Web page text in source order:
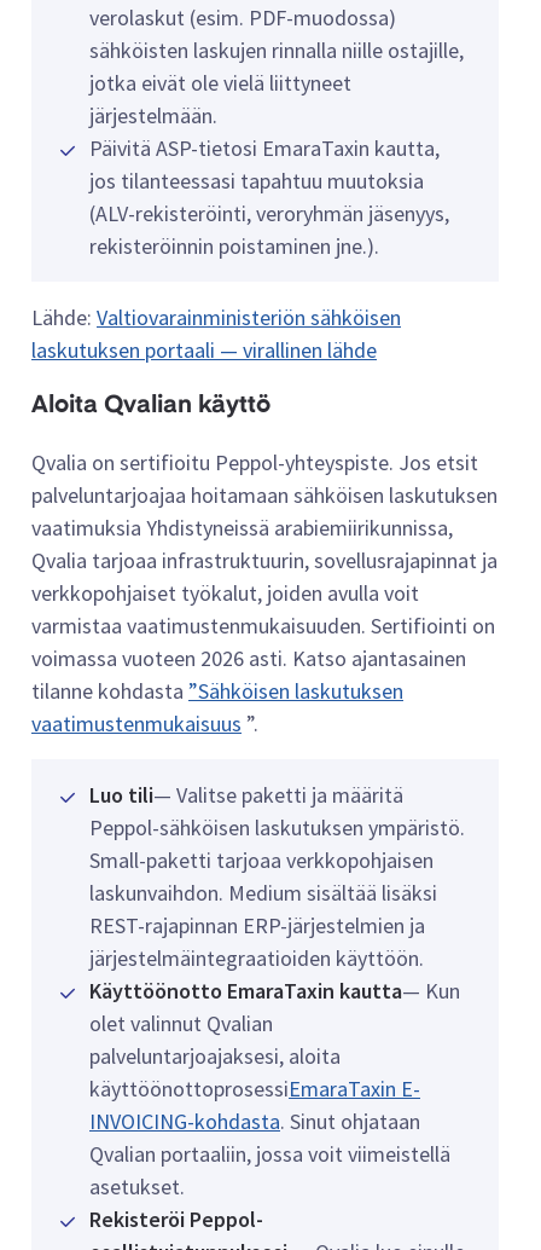
verolaskut (esim. PDF-muodossa)
sähköisten laskujen rinnalla niille ostajille,
jotka eivät ole vielä liittyneet
järjestelmään.
Päivitä ASP-tietosi EmaraTaxin kautta,
jos tilanteessasi tapahtuu muutoksia
(ALV-rekisteröinti, veroryhmän jäsenyys,
rekisteröinnin poistaminen jne.).
Lähde: Valtiovarainministeriön sähköisen
laskutuksen portaali — virallinen lähde
Aloita Qvalian käyttö
Qvalia on sertifioitu Peppol-yhteyspiste. Jos etsit
palveluntarjoajaa hoitamaan sähköisen laskutuksen
vaatimuksia Yhdistyneissä arabiemiirikunnissa,
Qvalia tarjoaa infrastruktuurin, sovellusrajapinnat ja
verkkopohjaiset työkalut, joiden avulla voit
varmistaa vaatimustenmukaisuuden. Sertifiointi on
voimassa vuoteen 2026 asti. Katso ajantasainen
tilanne kohdasta ”Sähköisen laskutuksen
vaatimustenmukaisuus ”.
Luo tili— Valitse paketti ja määritä
Peppol-sähköisen laskutuksen ympäristö.
Small-paketti tarjoaa verkkopohjaisen
laskunvaihdon. Medium sisältää lisäksi
REST-rajapinnan ERP-järjestelmien ja
järjestelmäintegraatioiden käyttöön.
Käyttöönotto EmaraTaxin kautta— Kun
olet valinnut Qvalian
palveluntarjoajaksesi, aloita
käyttöönottoprosessiEmaraTaxin E-
INVOICING-kohdasta. Sinut ohjataan
Qvalian portaaliin, jossa voit viimeistellä
asetukset.
Rekisteröi Peppol-